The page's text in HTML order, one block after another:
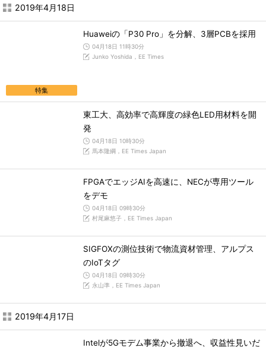
2019年4月18日
特集
Huaweiの「P30 Pro」を分解、3層PCBを採用
04月18日 11時30分
Junko Yoshida，EE Times
東工大、高効率で高輝度の緑色LED用材料を開
発
04月18日 10時30分
馬本隆綱，EE Times Japan
FPGAでエッジAIを高速に、NECが専用ツール
をデモ
04月18日 09時30分
村尾麻悠子，EE Times Japan
SIGFOXの測位技術で物流資材管理、アルプス
のIoTタグ
04月18日 09時30分
永山準，EE Times Japan
2019年4月17日
Intelが5Gモデム事業から撤退へ、収益性見いだ